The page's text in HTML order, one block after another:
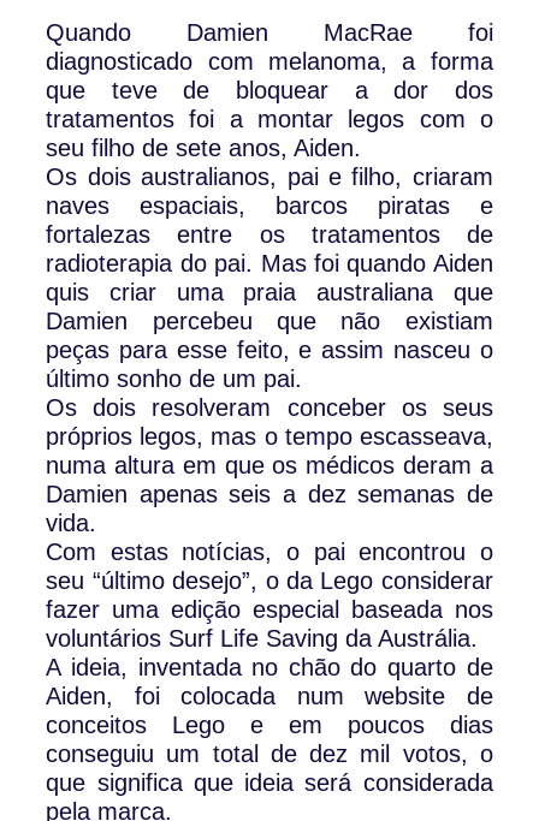
Quando Damien MacRae foi
diagnosticado com melanoma, a forma
que teve de bloquear a dor dos
tratamentos foi a montar legos com o
seu filho de sete anos, Aiden.
Os dois australianos, pai e filho, criaram
naves espaciais, barcos piratas e
fortalezas entre os tratamentos de
radioterapia do pai. Mas foi quando Aiden
quis criar uma praia australiana que
Damien percebeu que não existiam
peças para esse feito, e assim nasceu o
último sonho de um pai.
Os dois resolveram conceber os seus
próprios legos, mas o tempo escasseava,
numa altura em que os médicos deram a
Damien apenas seis a dez semanas de
vida.
Com estas notícias, o pai encontrou o
seu “último desejo”, o da Lego considerar
fazer uma edição especial baseada nos
voluntários Surf Life Saving da Austrália.
A ideia, inventada no chão do quarto de
Aiden, foi colocada num website de
conceitos Lego e em poucos dias
conseguiu um total de dez mil votos, o
que significa que ideia será considerada
pela marca.